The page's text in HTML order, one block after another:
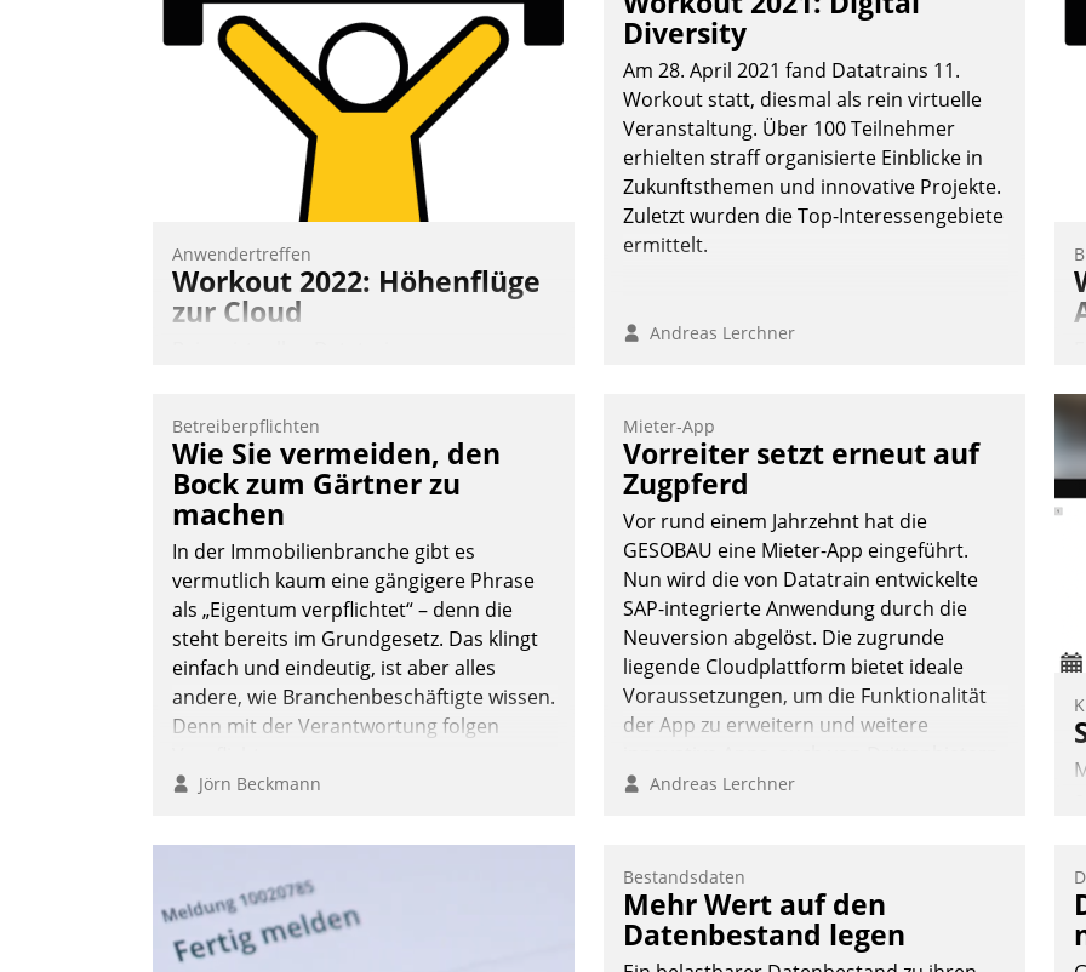
Anwendertreffen
Workout 2022: Höhenflüge
zur Cloud
Teilnehmer kurzweilige Einblicke in
innovative Cloud-Strategien und -
Lösungen mit hohem Zukunftspotenzial.
Andreas Lerchner
Diversity
Am 28. April 2021 fand Datatrains 11.
Workout statt, diesmal als rein virtuelle
Veranstaltung. Über 100 Teilnehmer
erhielten straff organisierte Einblicke in
Zukunftsthemen und innovative Projekte.
Zuletzt wurden die Top-Interessengebiete
ermittelt.
Andreas Lerchner
Betreiberpflichten
Wie Sie vermeiden, den
Bock zum Gärtner zu
machen
In der Immobilienbranche gibt es
vermutlich kaum eine gängigere Phrase
als „Eigentum verpflichtet“ – denn die
steht bereits im Grundgesetz. Das klingt
einfach und eindeutig, ist aber alles
andere, wie Branchenbeschäftigte wissen.
Denn mit der Verantwortung folgen
Jörn Beckmann
Mieter-App
Vorreiter setzt erneut auf
Zugpferd
Vor rund einem Jahrzehnt hat die
GESOBAU eine Mieter-App eingeführt.
Nun wird die von Datatrain entwickelte
SAP-integrierte Anwendung durch die
Neuversion abgelöst. Die zugrunde
liegende Cloudplattform bietet ideale
Voraussetzungen, um die Funktionalität
der App zu erweitern und weitere
in SAP zu integrieren.
Andreas Lerchner
Bestandsdaten
Mehr Wert auf den
Datenbestand legen